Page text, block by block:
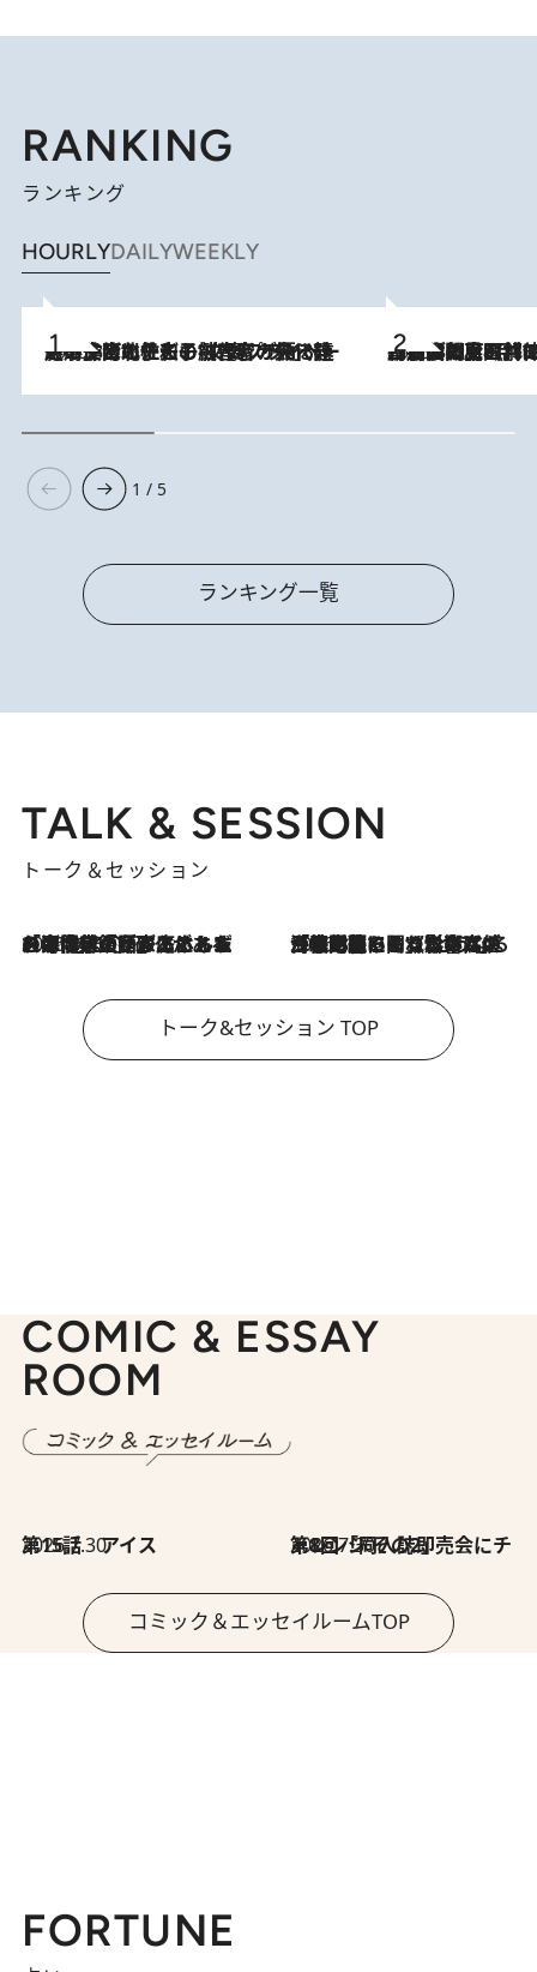
RANKING
ランキング
HOURLYDAILYWEEKLY
2026.8.3
《「文士の子ども被害者の会」発足！》阿川佐和子（72）が語る遠藤周作に北杜夫、劇作家・矢代静一の子どもたちの“文豪プライベート事件簿” 2026.8.8
「最後に見られてよかった」上野動物園の東園パンダ舎が解体前に特別公開。8月16日まで延長されたパネル展と共に辿る“半世紀”のパンダ飼育《解体工事の図面あり》
1 / 5
ランキング一覧
TALK & SESSION
トーク＆セッション
2026.8.3
「今後値上げがあるとすれば…」「リスクがあるのは今年の冬」エネルギー専門家が語る、ホルムズ海峡封鎖が家庭にもたらす“ある心配” 2026.8.3
「住宅建てられない…」「サーチャージ料の高値が続いている」ホルムズ海峡封鎖による影響はいつまで続く？《エネルギー専門家に聞く“どうなる日本の暮らし”》
トーク&セッション TOP
COMIC & ESSAY
ROOM
2026.7.30
第15話 アイス 2026.7.30
第8回「同人誌即売会にチャレンジ その2」
コミック＆エッセイルームTOP
FORTUNE